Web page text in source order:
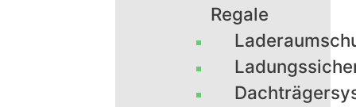
Regale